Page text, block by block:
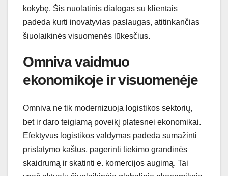
kokybę. Šis nuolatinis dialogas su klientais
padeda kurti inovatyvias paslaugas, atitinkančias
šiuolaikinės visuomenės lūkesčius.
Omniva vaidmuo
ekonomikoje ir visuomenėje
Omniva ne tik modernizuoja logistikos sektorių,
bet ir daro teigiamą poveikį platesnei ekonomikai.
Efektyvus logistikos valdymas padeda sumažinti
pristatymo kaštus, pagerinti tiekimo grandinės
skaidrumą ir skatinti e. komercijos augimą. Tai